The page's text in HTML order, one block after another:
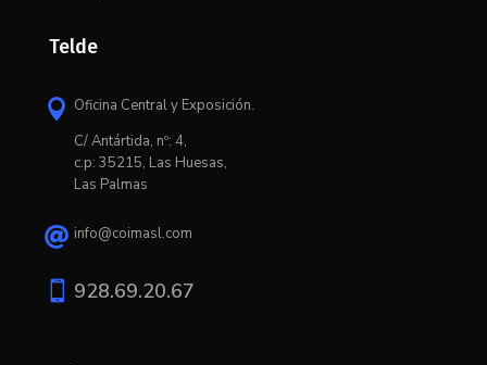
Telde
 Oficina Central y Exposición.
C/ Antártida, nº: 4,
c.p: 35215, Las Huesas,
Las Palmas
 info@coimasl.com
 928.69.20.67